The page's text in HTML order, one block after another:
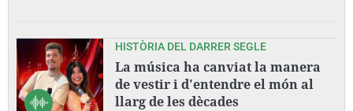
HISTÒRIA DEL DARRER SEGLE
La música ha canviat la manera
de vestir i d'entendre el món al
llarg de les dècades